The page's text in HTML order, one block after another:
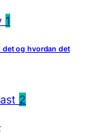
1
det og hvordan det
2